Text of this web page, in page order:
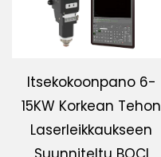
Itsekokoonpano 6-
15KW Korkean Tehon
Laserleikkaukseen